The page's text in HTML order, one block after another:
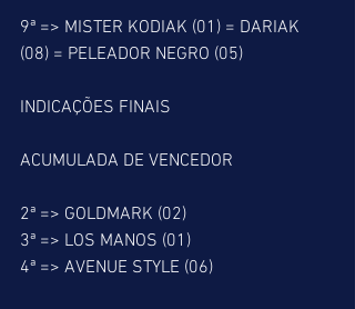
9ª => MISTER KODIAK (01) = DARIAK
(08) = PELEADOR NEGRO (05)
INDICAÇÕES FINAIS
ACUMULADA DE VENCEDOR
2ª => GOLDMARK (02)
3ª => LOS MANOS (01)
4ª => AVENUE STYLE (06)